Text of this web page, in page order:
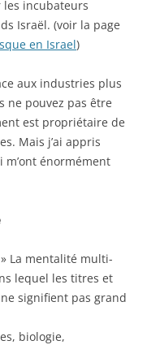
les incubateurs
Israël. (voir la page
en Israel)
aux industries plus
ne pouvez pas être
est propriétaire de
Mais j’ai appris
énormément
La mentalité multi-
lequel les titres et
signifient pas grand
biologie,